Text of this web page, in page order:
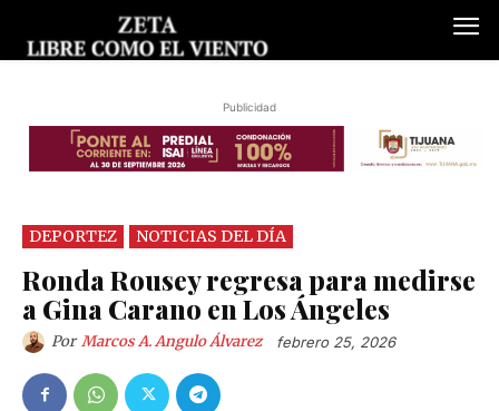
Publicidad
DEPORTEZ NOTICIAS DEL DÍA
Ronda Rousey regresa para medirse
a Gina Carano en Los Ángeles
Por Marcos A. Angulo Álvarez febrero 25, 2026